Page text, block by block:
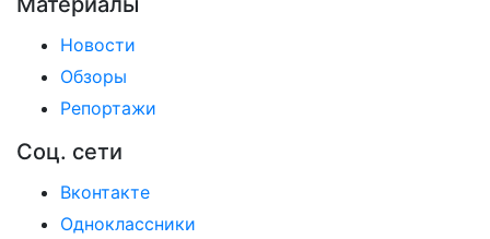
Новости
Обзоры
Репортажи
Соц. сети
Вконтакте
Одноклассники